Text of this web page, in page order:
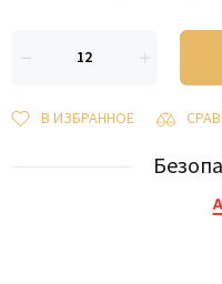
В ИЗБРАННОЕ